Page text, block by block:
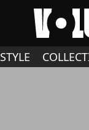
STYLE